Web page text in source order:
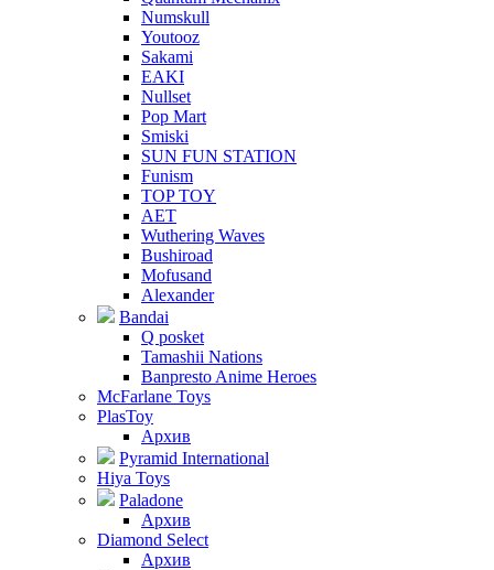
Numskull
Youtooz
Sakami
EAKI
Nullset
Pop Mart
Smiski
SUN FUN STATION
Funism
TOP TOY
AET
Wuthering Waves
Bushiroad
Mofusand
Alexander
Bandai
Q posket
Tamashii Nations
Banpresto Anime Heroes
McFarlane Toys
PlasToy
Архив
Pyramid International
Hiya Toys
Paladone
Архив
Diamond Select
Архив